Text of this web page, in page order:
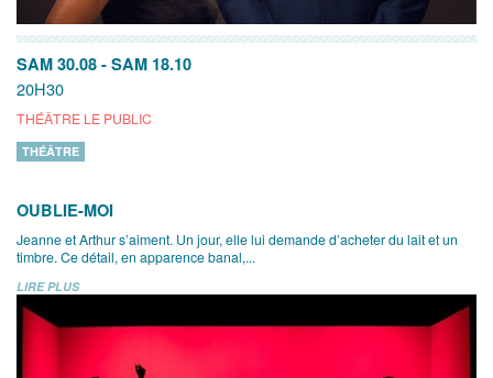
SAM 30.08 - SAM 18.10
20H30
THÉÂTRE LE PUBLIC
THÉÂTRE
OUBLIE-MOI
Jeanne et Arthur s’aiment. Un jour, elle lui demande d’acheter du lait et un
timbre. Ce détail, en apparence banal,...
LIRE PLUS